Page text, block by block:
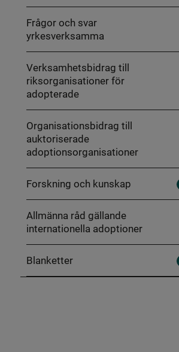
Frågor och svar
yrkesverksamma
Verksamhetsbidrag till
riksorganisationer för
adopterade
Organisationsbidrag till
auktoriserade
adoptionsorganisationer
Forskning och kunskap
Allmänna råd gällande
internationella adoptioner
Blanketter